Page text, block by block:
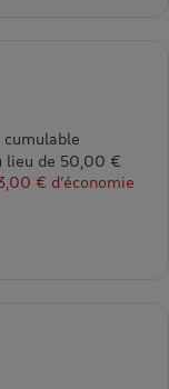
lieu de 50,00 €
€ d’économie
50€